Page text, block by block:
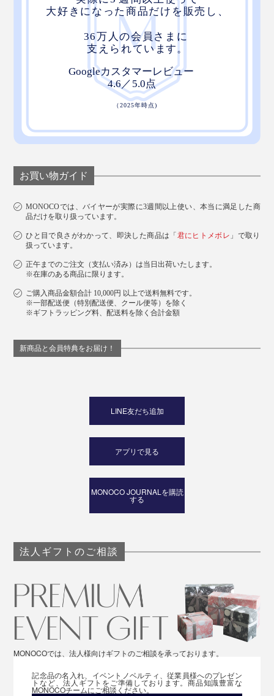
ブラックの化粧箱入り
お買い物ガイド
MONOCOでは、バイヤーが実際に3週間以上使い、本当に満足した商
品だけを取り扱っています。
ひと目で良さがわかって、即決した商品は「 君にヒトメボレ 」で取り
扱っています。
正午までのご注文（支払い済み）は当日出荷いたします。
※在庫のある商品に限ります。
ご購入商品金額合計 10,000円 以上で送料無料です。
※一部配送便（特別配送便、クール便等）を除く
※ギフトラッピング料、配送料を除く合計金額
新商品と会員特典をお届け！
LINE友だち追加
アプリで見る
MONOCO JOURNALを購読
する
法人ギフトのご相談
MONOCOでは、法人様向けギフトのご相談を承っております。
記念品の名入れ、イベントノベルティ、従業員様へのプレゼン
トなど、法人ギフトをご準備しております。商品知識豊富な
MONOCOチームにご相談ください。